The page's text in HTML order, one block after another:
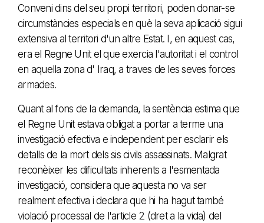
Conveni dins del seu propi territori, poden donar-se
circumstàncies especials en què la seva aplicació sigui
extensiva al territori d'un altre Estat. I, en aquest cas,
era el Regne Unit el que exercia l'autoritat i el control
en aquella zona d' Iraq, a traves de les seves forces
armades.
Quant al fons de la demanda, la sentència estima que
el Regne Unit estava obligat a portar a terme una
investigació efectiva e independent per esclarir els
detalls de la mort dels sis civils assassinats. Malgrat
reconèixer les dificultats inherents a l'esmentada
investigació, considera que aquesta no va ser
realment efectiva i declara que hi ha hagut també
violació processal de l'article 2 (dret a la vida) del